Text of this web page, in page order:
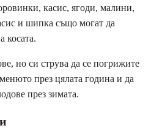
касис, ягоди, малини,
и шипка също могат да
косата.
но си струва да се погрижите
през цялата година и да
през зимата.